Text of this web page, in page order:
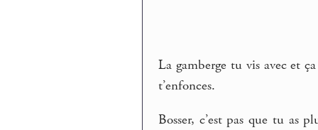
La gamberge tu vis avec et
t’enfonces.
Bosser, c’est pas que tu as